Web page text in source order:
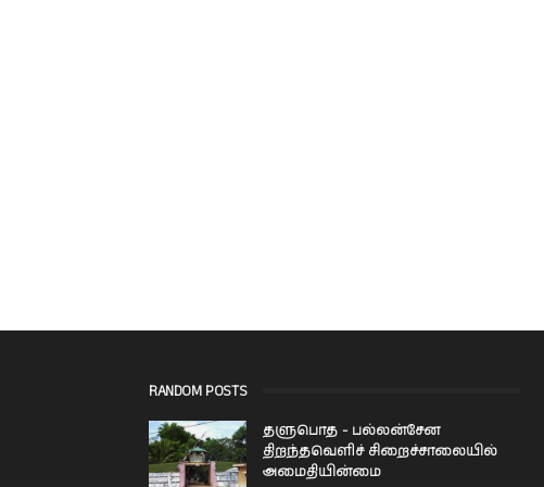
RANDOM POSTS
தளுபொத - பல்லன்சேன
திறந்தவெளிச் சிறைச்சாலையில்
அமைதியின்மை